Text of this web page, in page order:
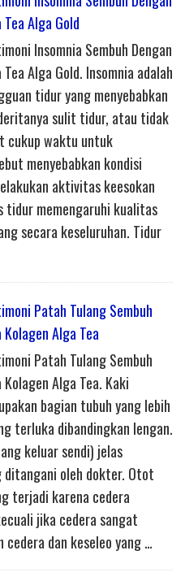
Alga Gold
Insomnia Sembuh Dengan
Alga Gold. Insomnia adalah
tidur yang menyebabkan
sulit tidur, atau tidak
cukup waktu untuk
menyebabkan kondisi
aktivitas keesokan
tidur memengaruhi kualitas
secara keseluruhan. Tidur
Patah Tulang Sembuh
Kolagen Alga Tea
Patah Tulang Sembuh
Kolagen Alga Tea. Kaki
bagian tubuh yang lebih
terluka dibandingkan lengan.
keluar sendi) jelas
ditangani oleh dokter. Otot
terjadi karena cedera
jika cedera sangat
cedera dan keseleo yang …